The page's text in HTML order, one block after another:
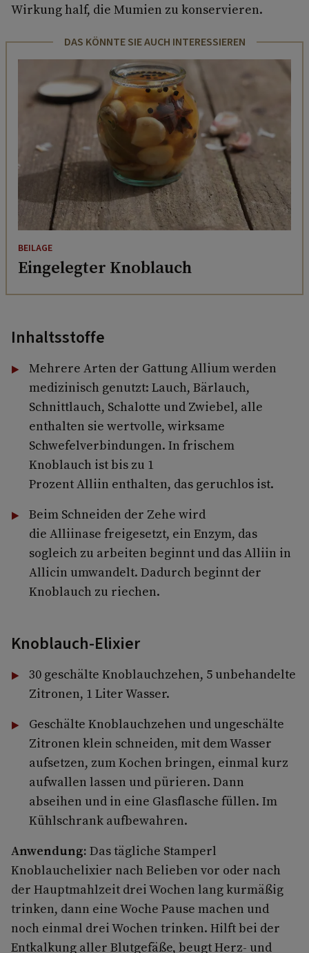
Wirkung half, die Mumien zu konservieren.
DAS KÖNNTE SIE AUCH INTERESSIEREN
BEILAGE
Eingelegter Knoblauch
Inhaltsstoffe
Mehrere Arten der Gattung Allium werden
medizinisch genutzt: Lauch, Bärlauch,
Schnittlauch, Schalotte und Zwiebel, alle
enthalten sie wertvolle, wirksame
Schwefelverbindungen. In frischem
Knoblauch ist bis zu 1
Prozent Alliin enthalten, das geruchlos ist.
Beim Schneiden der Zehe wird
die Alliinase freigesetzt, ein Enzym, das
sogleich zu arbeiten beginnt und das Alliin in
Allicin umwandelt. Dadurch beginnt der
Knoblauch zu riechen.
Knoblauch-Elixier
30 geschälte Knoblauchzehen, 5 unbehandelte
Zitronen, 1 Liter Wasser.
Geschälte Knoblauchzehen und ungeschälte
Zitronen klein schneiden, mit dem Wasser
aufsetzen, zum Kochen bringen, einmal kurz
aufwallen lassen und pürieren. Dann
abseihen und in eine Glasflasche füllen. Im
Kühlschrank aufbewahren.
Anwendung: Das tägliche Stamperl
Knoblauchelixier nach Belieben vor oder nach
der Hauptmahlzeit drei Wochen lang kurmäßig
trinken, dann eine Woche Pause machen und
noch einmal drei Wochen trinken. Hilft bei der
Entkalkung aller Blutgefäße, beugt Herz- und